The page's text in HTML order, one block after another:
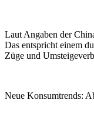
Laut Angaben der
Das entspricht einem
Züge und
Neue Konsumtrends: